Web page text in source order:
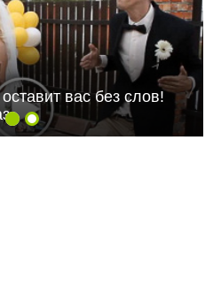
вас без слов!